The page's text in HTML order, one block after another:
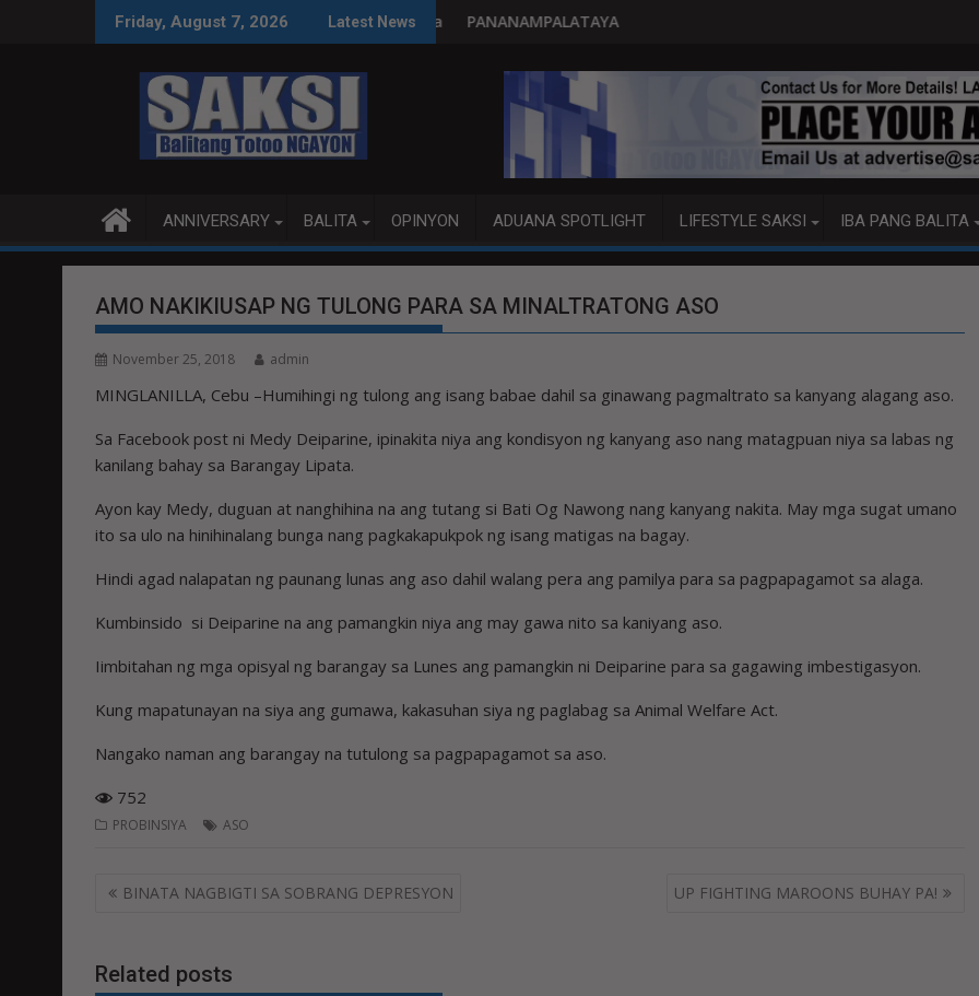
Friday, August 7, 2026 Latest News
tamang paggastos susi sa pag-unladPANANAMPALATAYA
ANNIVERSARY BALITA OPINYON ADUANA SPOTLIGHT LIFESTYLE SAKSI IBA PANG BALITA
AMO NAKIKIUSAP NG TULONG PARA SA MINALTRATONG ASO
November 25, 2018 admin
MINGLANILLA, Cebu –Humihingi ng tulong ang isang babae dahil sa ginawang pagmaltrato sa kanyang alagang aso.
Sa Facebook post ni Medy Deiparine, ipinakita niya ang kondisyon ng kanyang aso nang matagpuan niya sa labas ng
kanilang bahay sa Barangay Lipata.
Ayon kay Medy, duguan at nanghihina na ang tutang si Bati Og Nawong nang kanyang nakita. May mga sugat umano
ito sa ulo na hinihinalang bunga nang pagkakapukpok ng isang matigas na bagay.
Hindi agad nalapatan ng paunang lunas ang aso dahil walang pera ang pamilya para sa pagpapagamot sa alaga.
Kumbinsido si Deiparine na ang pamangkin niya ang may gawa nito sa kaniyang aso.
Iimbitahan ng mga opisyal ng barangay sa Lunes ang pamangkin ni Deiparine para sa gagawing imbestigasyon.
Kung mapatunayan na siya ang gumawa, kakasuhan siya ng paglabag sa Animal Welfare Act.
Nangako naman ang barangay na tutulong sa pagpapagamot sa aso.
752
PROBINSIYA ASO
Post
BINATA NAGBIGTI SA SOBRANG DEPRESYON UP FIGHTING MAROONS BUHAY PA!
Related posts